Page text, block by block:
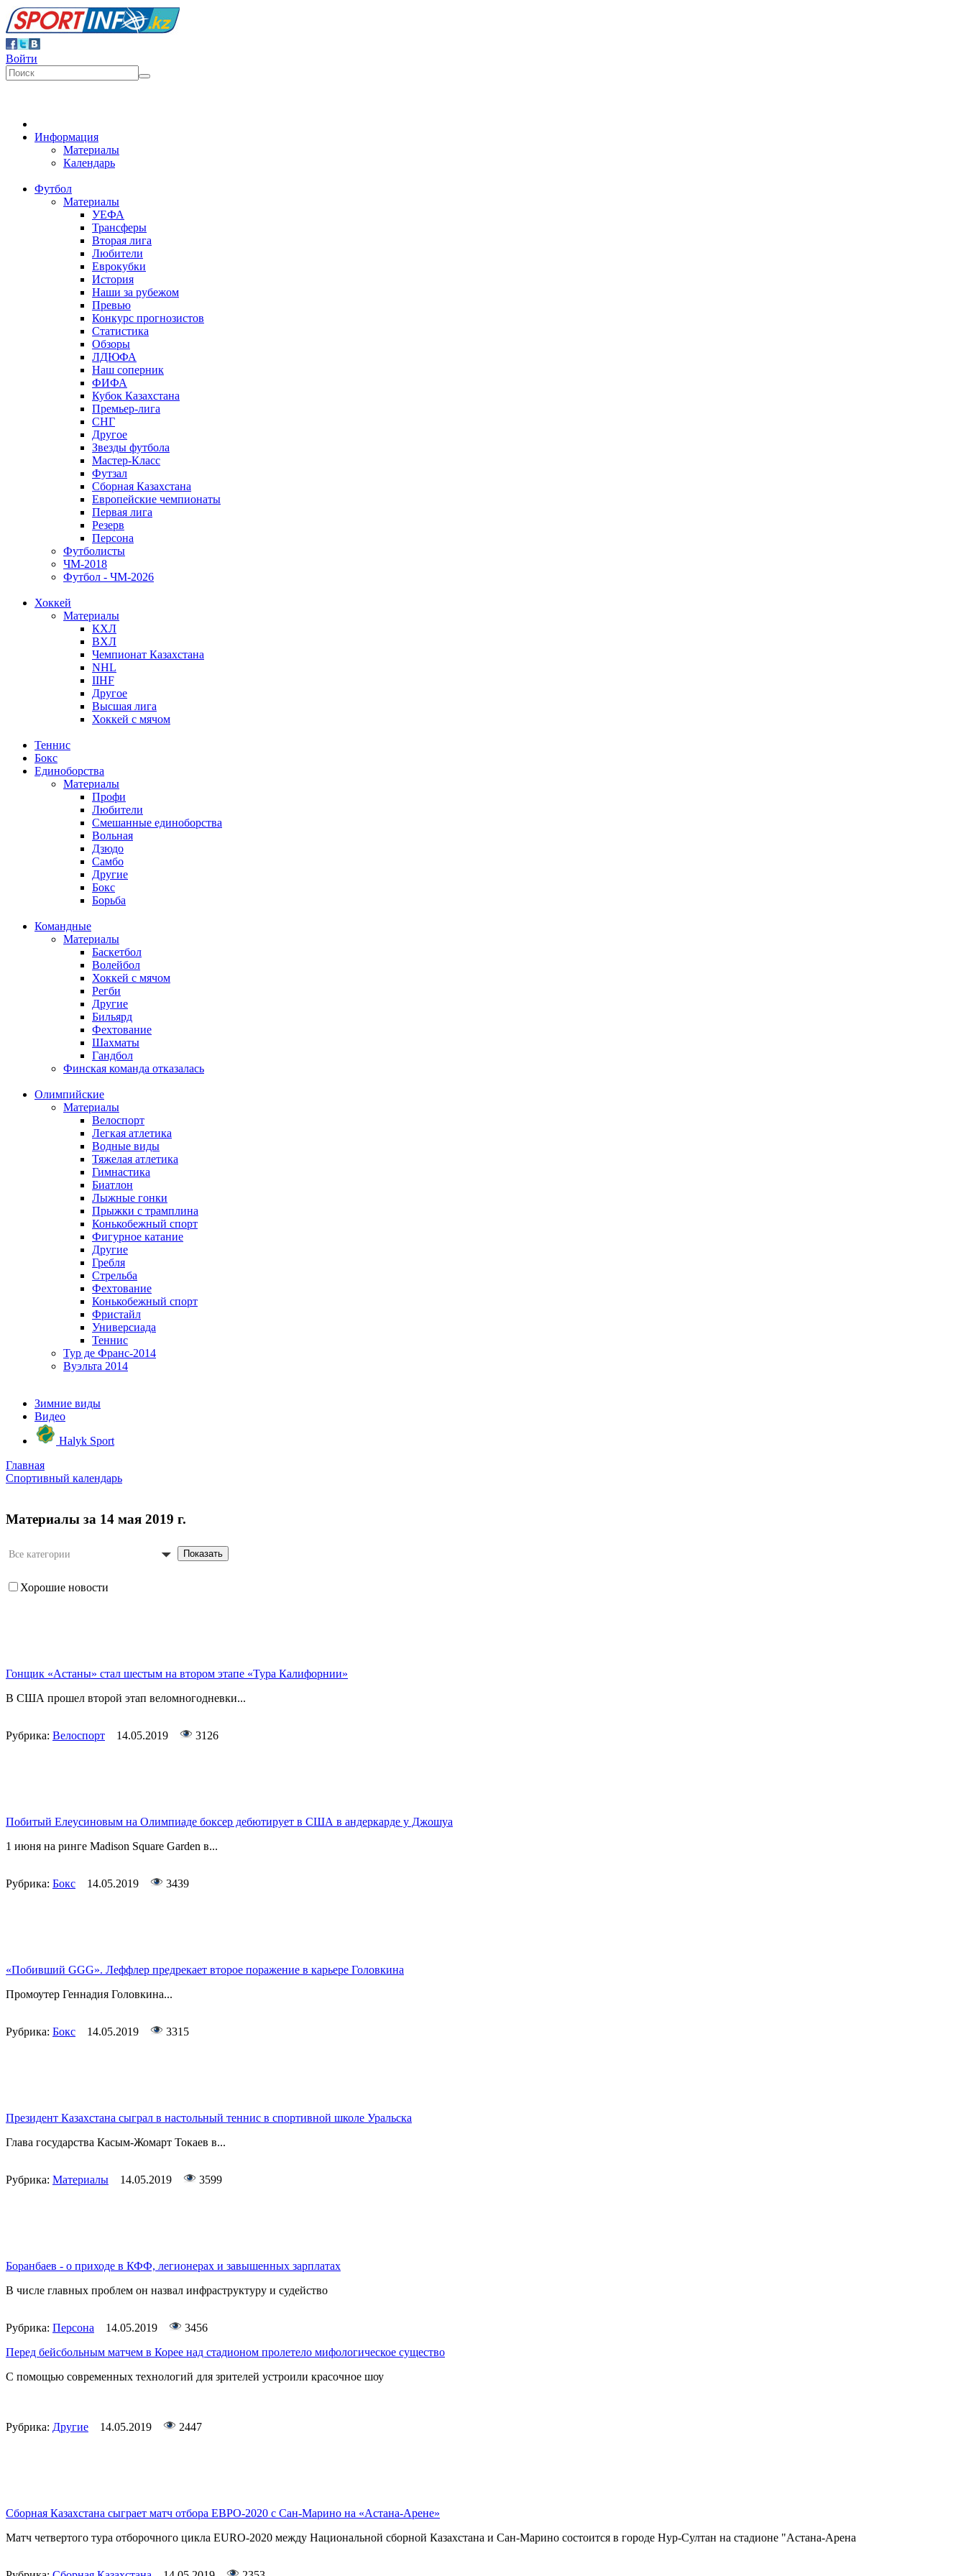
Войти
Информация
Материалы
Календарь
Футбол
Материалы
УЕФА
Трансферы
Вторая лига
Любители
Еврокубки
История
Наши за рубежом
Превью
Конкурс прогнозистов
Статистика
Обзоры
ЛДЮФА
Наш соперник
ФИФА
Кубок Казахстана
Премьер-лига
СНГ
Другое
Звезды футбола
Мастер-Класс
Футзал
Сборная Казахстана
Европейские чемпионаты
Первая лига
Резерв
Персона
Футболисты
ЧМ-2018
Футбол - ЧМ-2026
Хоккей
Материалы
КХЛ
ВХЛ
Чемпионат Казахстана
NHL
IIHF
Другое
Высшая лига
Хоккей с мячом
Теннис
Бокс
Единоборства
Материалы
Профи
Любители
Смешанные единоборства
Вольная
Дзюдо
Самбо
Другие
Бокс
Борьба
Командные
Материалы
Баскетбол
Волейбол
Хоккей с мячом
Регби
Другие
Бильярд
Фехтование
Шахматы
Гандбол
Финская команда отказалась
Олимпийские
Материалы
Велоспорт
Легкая атлетика
Водные виды
Тяжелая атлетика
Гимнастика
Биатлон
Лыжные гонки
Прыжки с трамплина
Конькобежный спорт
Фигурное катание
Другие
Гребля
Стрельба
Фехтование
Конькобежный спорт
Фристайл
Универсиада
Теннис
Тур де Франс-2014
Вуэльта 2014
Зимние виды
Видео
Halyk Sport
Главная
Спортивный календарь
Материалы за 14 мая 2019 г.
Все категории Показать
Хорошие новости
Гонщик «Астаны» стал шестым на втором этапе «Тура Калифорнии»
В США прошел второй этап веломногодневки...
Рубрика: Велоспорт 14.05.2019 3126
Побитый Елеусиновым на Олимпиаде боксер дебютирует в США в андеркарде у Джошуа
1 июня на ринге Madison Square Garden в...
Рубрика: Бокс 14.05.2019 3439
«Побивший GGG». Леффлер предрекает второе поражение в карьере Головкина
Промоутер Геннадия Головкина...
Рубрика: Бокс 14.05.2019 3315
Президент Казахстана сыграл в настольный теннис в спортивной школе Уральска
Глава государства Касым-Жомарт Токаев в...
Рубрика: Материалы 14.05.2019 3599
Боранбаев - о приходе в КФФ, легионерах и завышенных зарплатах
В числе главных проблем он назвал инфраструктуру и судейство
Рубрика: Персона 14.05.2019
3456
Перед бейсбольным матчем в Корее над стадионом пролетело мифологическое существо
С помощью современных технологий для зрителей устроили красочное шоу
Рубрика: Другие 14.05.2019 2447
Сборная Казахстана сыграет матч отбора ЕВРО-2020 с Сан-Марино на «Астана-Арене»
Матч четвертого тура отборочного цикла EURO-2020 между Национальной сборной Казахстана и Сан-Марино состоится в городе Нур-Султан на стадионе "Астана-Арена